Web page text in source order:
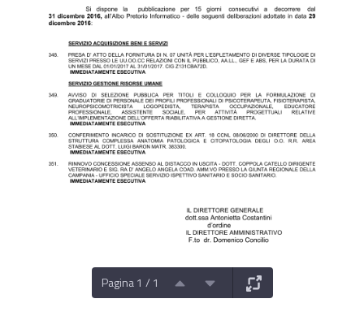
Pagina 1 / 1